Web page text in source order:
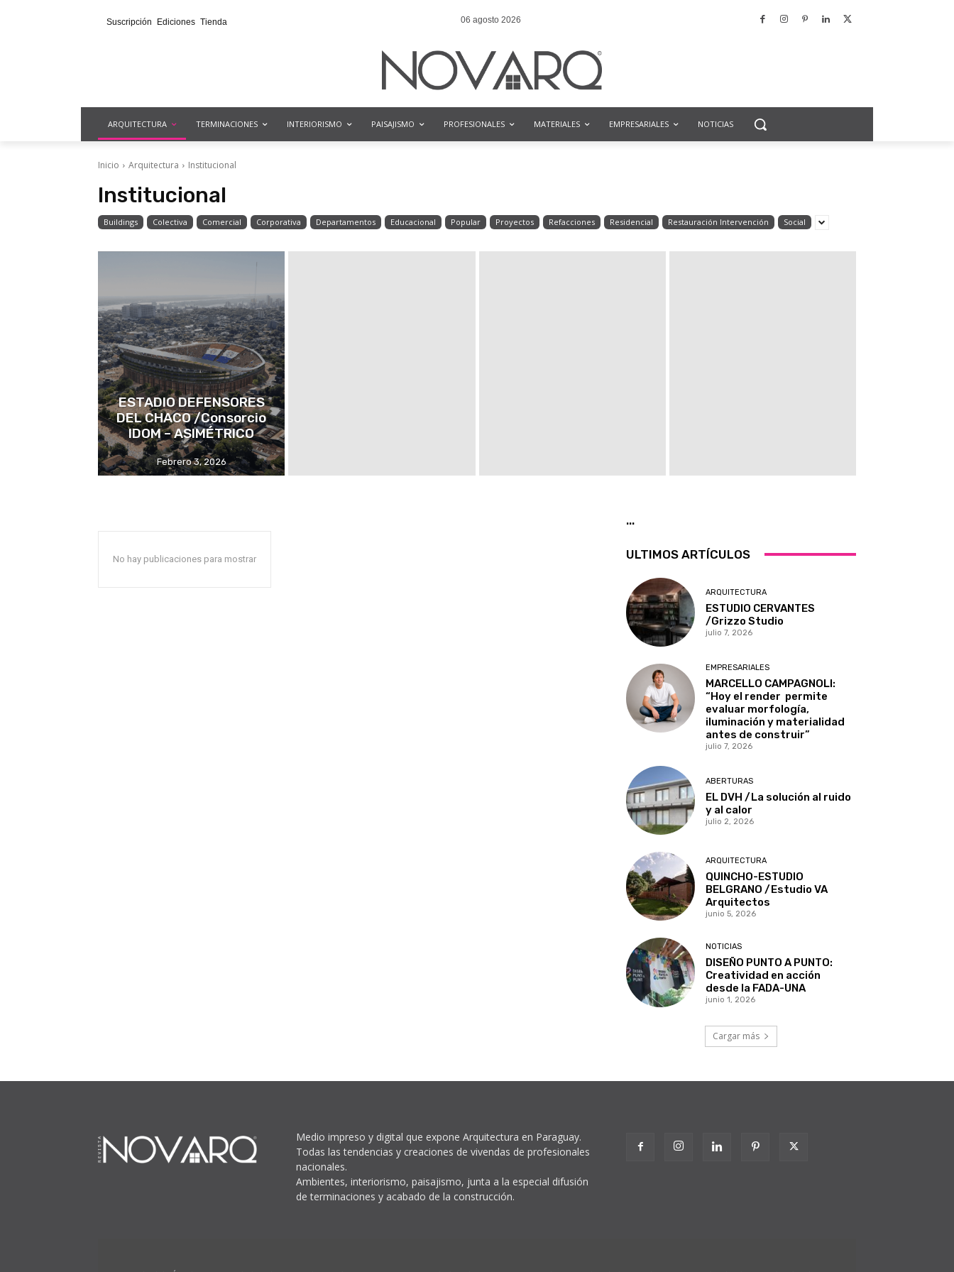
Suscripción Ediciones Tienda 06 agosto 2026
ARQUITECTURA TERMINACIONES INTERIORISMO PAISAJISMO PROFESIONALES MATERIALES EMPRESARIALES NOTICIAS
Inicio Arquitectura Institucional
Institucional
Buildings Colectiva Comercial Corporativa Departamentos Educacional Popular Proyectos Refacciones Residencial Restauración Intervención Social
ESTADIO DEFENSORES
DEL CHACO /Consorcio
IDOM – ASIMÉTRICO
Febrero 3, 2026
No hay publicaciones para mostrar
...
ULTIMOS ARTÍCULOS
ARQUITECTURA
ESTUDIO CERVANTES
/Grizzo Studio
julio 7, 2026
EMPRESARIALES
MARCELLO CAMPAGNOLI:
“Hoy el render permite
evaluar morfología,
iluminación y materialidad
antes de construir”
julio 7, 2026
ABERTURAS
EL DVH /La solución al ruido
y al calor
julio 2, 2026
ARQUITECTURA
QUINCHO-ESTUDIO
BELGRANO /Estudio VA
Arquitectos
junio 5, 2026
NOTICIAS
DISEÑO PUNTO A PUNTO:
Creatividad en acción
desde la FADA-UNA
junio 1, 2026
Cargar más
Medio impreso y digital que expone Arquitectura en Paraguay.
Todas las tendencias y creaciones de vivendas de profesionales
nacionales.
Ambientes, interiorismo, paisajismo, junta a la especial difusión
de terminaciones y acabado de la construcción.